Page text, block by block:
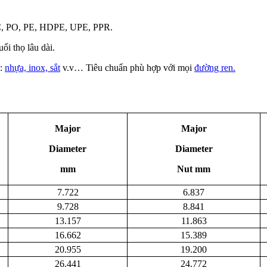
PO, PE, HDPE, UPE, PPR.
thọ lâu dài.
nhựa, inox, sắt v.v… Tiêu chuẩn phù hợp với mọi đường ren.
Major
Diameter
mm
Major
Diameter
Nut mm
7.722
6.837
9.728
8.841
13.157
11.863
16.662
15.389
20.955
19.200
26.441
24.772